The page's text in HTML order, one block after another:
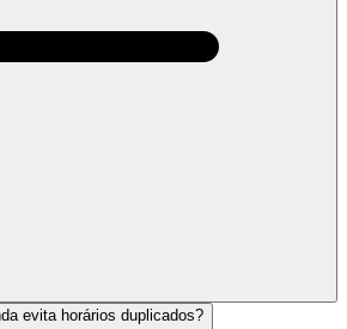
evita horários duplicados?